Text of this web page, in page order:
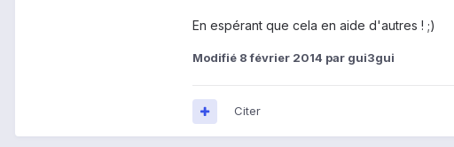
En espérant que cela en aide d'autres ! ;)
Modifié 8 février 2014 par gui3gui
Citer